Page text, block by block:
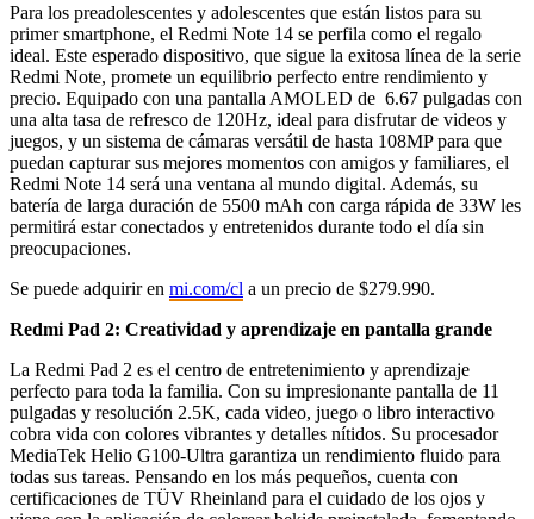
Para los preadolescentes y adolescentes que están listos para su
primer smartphone, el Redmi Note 14 se perfila como el regalo
ideal. Este esperado dispositivo, que sigue la exitosa línea de la serie
Redmi Note, promete un equilibrio perfecto entre rendimiento y
precio. Equipado con una pantalla AMOLED de 6.67 pulgadas con
una alta tasa de refresco de 120Hz, ideal para disfrutar de videos y
juegos, y un sistema de cámaras versátil de hasta 108MP para que
puedan capturar sus mejores momentos con amigos y familiares, el
Redmi Note 14 será una ventana al mundo digital. Además, su
batería de larga duración de 5500 mAh con carga rápida de 33W les
permitirá estar conectados y entretenidos durante todo el día sin
preocupaciones.
Se puede adquirir en mi.com/cl a un precio de $279.990.
Redmi Pad 2: Creatividad y aprendizaje en pantalla grande
La Redmi Pad 2 es el centro de entretenimiento y aprendizaje
perfecto para toda la familia. Con su impresionante pantalla de 11
pulgadas y resolución 2.5K, cada video, juego o libro interactivo
cobra vida con colores vibrantes y detalles nítidos. Su procesador
MediaTek Helio G100-Ultra garantiza un rendimiento fluido para
todas sus tareas. Pensando en los más pequeños, cuenta con
certificaciones de TÜV Rheinland para el cuidado de los ojos y